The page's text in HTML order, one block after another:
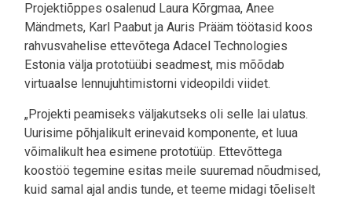
Projektiõppes osalenud Laura Kõrgmaa, Anee
Mändmets, Karl Paabut ja Auris Prääm töötasid koos
rahvusvahelise ettevõtega Adacel Technologies
Estonia välja prototüübi seadmest, mis mõõdab
virtuaalse lennujuhtimistorni videopildi viidet.
„Projekti peamiseks väljakutseks oli selle lai ulatus.
Uurisime põhjalikult erinevaid komponente, et luua
võimalikult hea esimene prototüüp. Ettevõttega
koostöö tegemine esitas meile suuremad nõudmised,
kuid samal ajal andis tunde, et teeme midagi tõeliselt